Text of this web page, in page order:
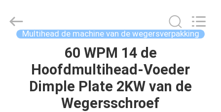
PRODUCTEN
Multihead de machine van de wegersverpakking
60 WPM 14 de
Hoofdmultihead-Voeder
Dimple Plate 2KW van de
Wegersschroef